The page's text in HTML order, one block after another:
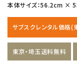
本体サイズ：56.2cm ×
サブスクレンタル価格(
東京・埼玉送料無料